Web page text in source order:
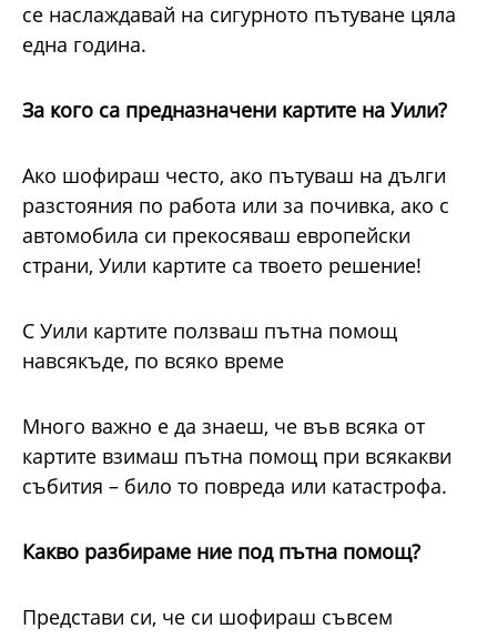
се наслаждавай на сигурното пътуване цяла
една година.
За кого са предназначени картите на Уили?
Ако шофираш често, ако пътуваш на дълги
разстояния по работа или за почивка, ако с
автомобила си прекосяваш европейски
страни, Уили картите са твоето решение!
С Уили картите ползваш пътна помощ
навсякъде, по всяко време
Много важно е да знаеш, че във всяка от
картите взимаш пътна помощ при всякакви
събития – било то повреда или катастрофа.
Какво разбираме ние под пътна помощ?
Представи си, че си шофираш съвсем